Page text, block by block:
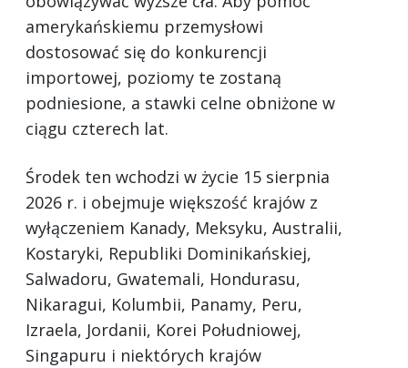
amerykańskiemu przemysłowi
dostosować się do konkurencji
importowej, poziomy te zostaną
podniesione, a stawki celne obniżone w
ciągu czterech lat.
Środek ten wchodzi w życie 15 sierpnia
2026 r. i obejmuje większość krajów z
wyłączeniem Kanady, Meksyku, Australii,
Kostaryki, Republiki Dominikańskiej,
Salwadoru, Gwatemali, Hondurasu,
Nikaragui, Kolumbii, Panamy, Peru,
Izraela, Jordanii, Korei Południowej,
Singapuru i niektórych krajów